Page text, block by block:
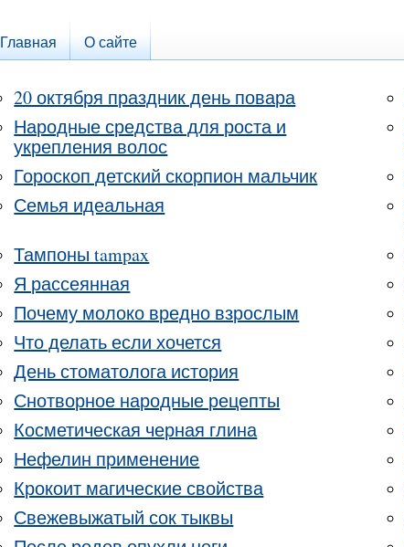
Главная О сайте
20 октября праздник день повара
Народные средства для роста и
укрепления волос
Гороскоп детский скорпион мальчик
Семья идеальная
Тампоны tampax
Я рассеянная
Почему молоко вредно взрослым
Что делать если хочется
День стоматолога история
Снотворное народные рецепты
Косметическая черная глина
Нефелин применение
Крокоит магические свойства
Свежевыжатый сок тыквы